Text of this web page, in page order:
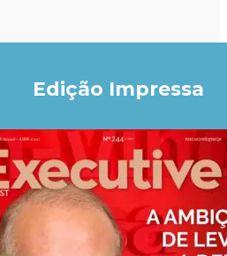
Edição Impressa